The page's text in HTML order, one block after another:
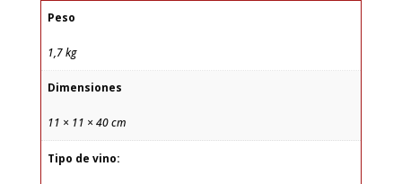
Peso
1,7 kg
Dimensiones
11 × 11 × 40 cm
Tipo de vino: